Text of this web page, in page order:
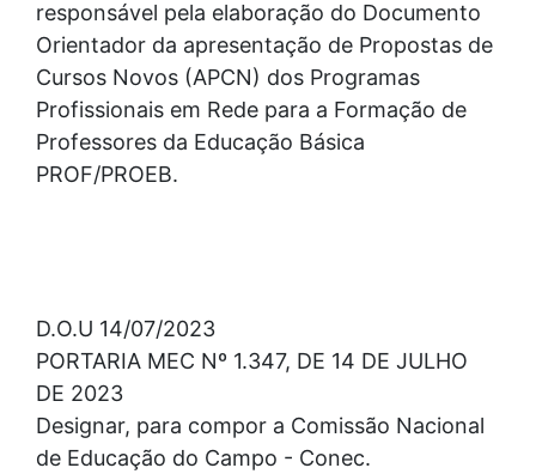
responsável pela elaboração do Documento
Orientador da apresentação de Propostas de
Cursos Novos (APCN) dos Programas
Profissionais em Rede para a Formação de
Professores da Educação Básica
PROF/PROEB.
D.O.U 14/07/2023
PORTARIA MEC Nº 1.347, DE 14 DE JULHO
DE 2023
Designar, para compor a Comissão Nacional
de Educação do Campo - Conec.